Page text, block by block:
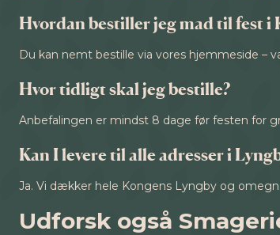
Hvordan bestiller jeg mad til fest i
Du kan nemt bestille via vores hjemmeside –
Hvor tidligt skal jeg bestille?
Anbefalingen er mindst 8 dage før festen for
Kan I levere til alle adresser i
Ja. Vi dækker hele Kongens Lyngby og
Udforsk også